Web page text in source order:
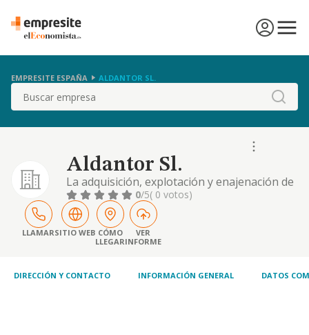
EMPRESITE ESPAÑA ALDANTOR SL.
Buscar
Aldantor Sl.
La adquisición, explotación y enajenación de
bienes inmuebles, la urbanización de
terrenos y la realización de toda clase de
obras de albañilería y construcción
0/5( 0 votos)
LLAMARSITIO WEB CÓMO
LLEGAR
VER
INFORME
DIRECCIÓN Y CONTACTO INFORMACIÓN GENERAL DATOS